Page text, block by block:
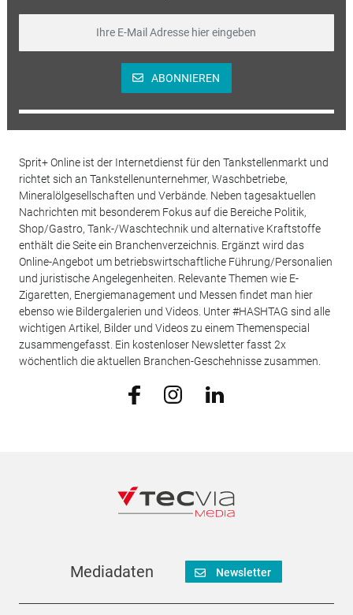
ABONNIEREN
Sprit+ Online ist der Internetdienst für den Tankstellenmarkt und
richtet sich an Tankstellenunternehmer, Waschbetriebe,
Mineralölgesellschaften und Verbände. Neben tagesaktuellen
Nachrichten mit besonderem Fokus auf die Bereiche Politik,
Shop/Gastro, Tank-/Waschtechnik und alternative Kraftstoffe
enthält die Seite ein Branchenverzeichnis. Ergänzt wird das
Online-Angebot um betriebswirtschaftliche Führung/Personalien
und juristische Angelegenheiten. Relevante Themen wie E-
Zigaretten, Energiemanagement und Messen findet man hier
ebenso wie Bildergalerien und Videos. Unter #HASHTAG sind alle
wichtigen Artikel, Bilder und Videos zu einem Themenspecial
zusammengefasst. Ein kostenloser Newsletter fasst 2x
wöchentlich die aktuellen Branchen-Geschehnisse zusammen.
Mediadaten Newsletter